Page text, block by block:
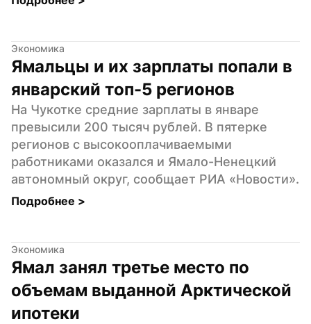
Экономика
Ямальцы и их зарплаты попали в
январский топ-5 регионов
На Чукотке средние зарплаты в январе
превысили 200 тысяч рублей. В пятерке
регионов с высокооплачиваемыми
работниками оказался и Ямало-Ненецкий
автономный округ, сообщает РИА «Новости».
Подробнее >
Экономика
Ямал занял третье место по
объемам выданной Арктической
ипотеки